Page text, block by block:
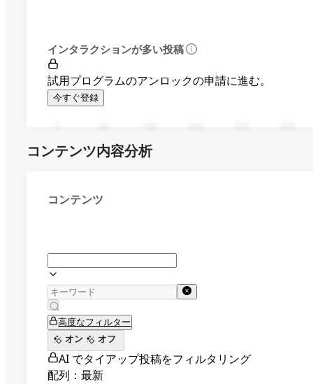
インタラクションが多い投稿
試用プログラムのアンロックの申請に進む。
今すぐ登録
コンテンツ内容分析
コンテンツ
高度なフィルター
オン
オフ
AI でタイアップ投稿をフィルタリング
配列：最新